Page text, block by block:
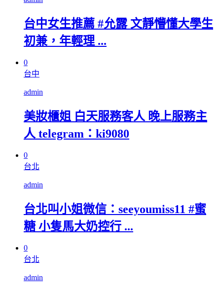
台中女生推薦 #允露 文靜懵懂大學生
初兼，年輕理 ...
0
台中
admin
美妝櫃姐 白天服務客人 晚上服務主
人 telegram：ki9080
0
台北
admin
台北叫小姐微信：seeyoumiss11 #蜜
糖 小隻馬大奶控行 ...
0
台北
admin